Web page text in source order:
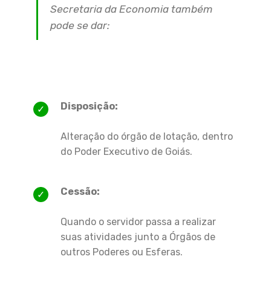
Secretaria da Economia também
pode se dar:
Disposição:
Alteração do órgão de lotação, dentro
do Poder Executivo de Goiás.
Cessão:
Quando o servidor passa a realizar
suas atividades junto a Órgãos de
outros Poderes ou Esferas.